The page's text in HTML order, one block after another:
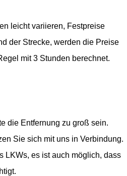
leicht variieren, Festpreise
der Strecke, werden die Preise
mit 3 Stunden berechnet.
die Entfernung zu groß sein.
Sie sich mit uns in Verbindung.
LKWs, es ist auch möglich, dass